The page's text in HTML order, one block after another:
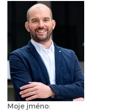
Moje jméno: